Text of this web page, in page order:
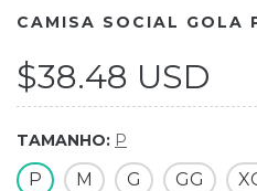
CAMISA SOCIAL GOLA
$38.48 USD
TAMANHO: P
P M G GG